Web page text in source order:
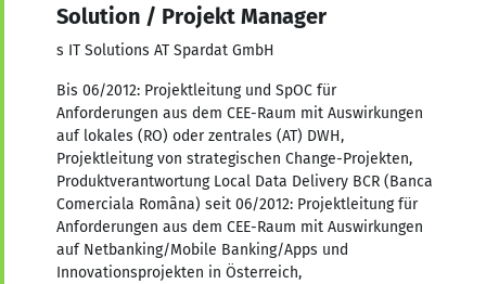
Solution / Projekt Manager
s IT Solutions AT Spardat GmbH
Bis 06/2012: Projektleitung und SpOC für
Anforderungen aus dem CEE-Raum mit Auswirkungen
auf lokales (RO) oder zentrales (AT) DWH,
Projektleitung von strategischen Change-Projekten,
Produktverantwortung Local Data Delivery BCR (Banca
Comerciala Româna) seit 06/2012: Projektleitung für
Anforderungen aus dem CEE-Raum mit Auswirkungen
auf Netbanking/Mobile Banking/Apps und
Innovationsprojekten in Österreich,